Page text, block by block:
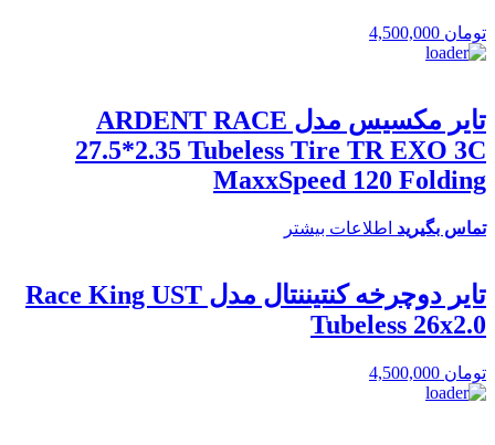
تومان
تایر مکسیس مدل ARDENT RACE
27.5*2.35 Tubeless Tire TR EXO 3C
MaxxSpeed 120 Folding
تماس بگیرید اطلاعات بیشتر
تایر دوچرخه کنتیننتال مدل Race King UST
Tubeless 26x2.0
تومان